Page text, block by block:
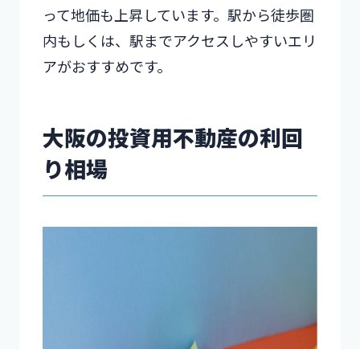
って地価も上昇しています。駅から徒歩圏
内もしくは、駅までアクセスしやすいエリ
アがおすすめです。
大阪の投資用不動産の利回
り相場